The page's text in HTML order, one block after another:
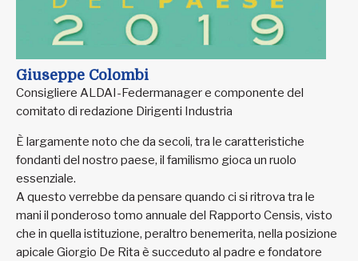
Giuseppe Colombi
Consigliere ALDAI-Federmanager e componente del
comitato di redazione Dirigenti Industria
È largamente noto che da secoli, tra le caratteristiche
fondanti del nostro paese, il familismo gioca un ruolo
essenziale.
A questo verrebbe da pensare quando ci si ritrova tra le
mani il ponderoso tomo annuale del Rapporto Censis, visto
che in quella istituzione, peraltro benemerita, nella posizione
apicale Giorgio De Rita è succeduto al padre e fondatore